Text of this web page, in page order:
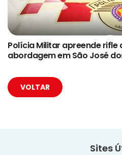
Polícia Militar apreende
abordagem em São José
VOLTAR
Sites